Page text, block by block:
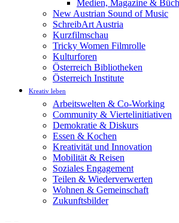
Medien, Magazine &
New Austrian Sound of Music
SchreibArt Austria
Kurzfilmschau
Tricky Women Filmrolle
Kulturforen
Österreich Bibliotheken
Österreich Institute
Kreativ leben
Arbeitswelten & Co-Working
Community & Viertelinitiativen
Demokratie & Diskurs
Essen & Kochen
Kreativität und Innovation
Mobilität & Reisen
Soziales Engagement
Teilen & Wiederverwerten
Wohnen & Gemeinschaft
Zukunftsbilder